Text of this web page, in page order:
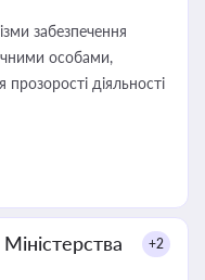
забезпечення
особами,
діяльності
+2